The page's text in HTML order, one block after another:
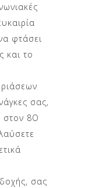
φτάσει
και το
σας,
στον 8Ο
σας